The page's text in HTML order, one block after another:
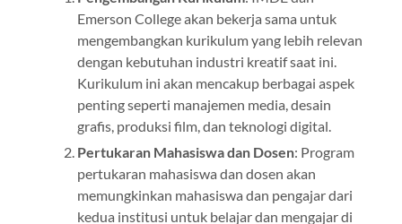
Emerson College akan bekerja sama untuk
mengembangkan kurikulum yang lebih relevan
dengan kebutuhan industri kreatif saat ini.
Kurikulum ini akan mencakup berbagai aspek
penting seperti manajemen media, desain
grafis, produksi film, dan teknologi digital.
Pertukaran Mahasiswa dan Dosen: Program
pertukaran mahasiswa dan dosen akan
memungkinkan mahasiswa dan pengajar dari
kedua institusi untuk belajar dan mengajar di